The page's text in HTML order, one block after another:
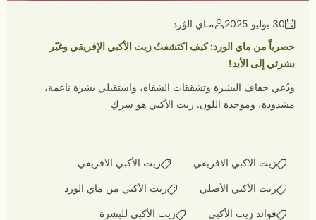
30 يوليو 2025
مـاي الوّرد
حصرياً من ماي الورد: كيف اكتشفتُ زيت الأكبي الإفريقي وغيّر
بشرتي إلى الأبد!
ودّعي جفاف البشرة وتشققات الشفاه، واستقبلي بشرة ناعمة،
مشدودة، وموحدة اللون. زيت الأكبي هو سركِ
زيت الاكبي الافريقي زيت الأكبي الافريقي
زيت الأكبي الأصلي زيت الأكبي من ماي الورد
فوائد زيت الأكبي زيت الأكبي للبشرة